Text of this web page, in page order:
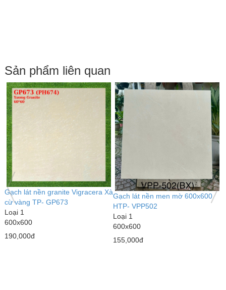
Sản phẩm liên quan
Gạch lát nền men mờ 600x600
HTP- VPP501
600x600
155,000đ
Gạch lát nền men mờ 600x600
TP- P6526M